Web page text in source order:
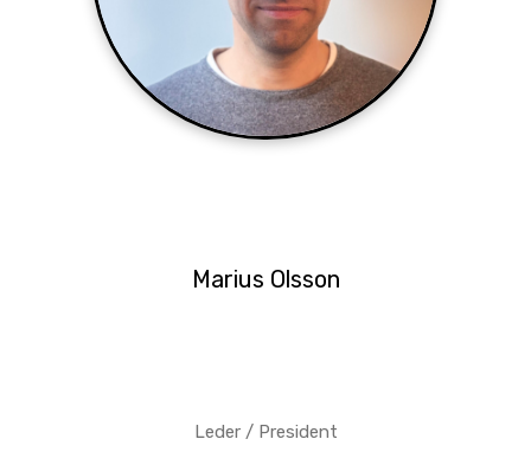
Marius Olsson
Leder / President